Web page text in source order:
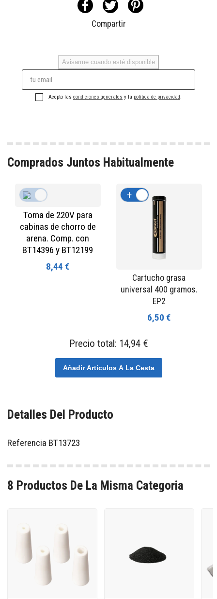
Compartir
Avisarme cuando esté disponible
Acepto las condiciones generales y la política de privacidad .
Comprados Juntos Habitualmente
Toma de 220V para
cabinas de chorro de
arena. Comp. con
BT14396 y BT12199
8,44 €
+
Cartucho grasa
universal 400 gramos.
EP2
6,50 €
+ -
Precio total: 14,94 €
Añadir Articulos A La Cesta
Detalles Del Producto
Referencia BT13723
8 Productos De La Misma Categoria